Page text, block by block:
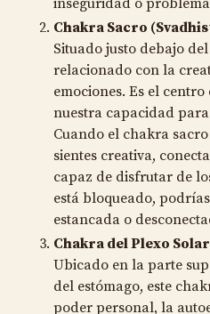
Chakra Sacro
Situado justo debajo
relacionado con la
emociones. Es el
nuestra capacidad
Cuando el chakra
sientes creativa,
capaz de disfrutar de
está bloqueado,
estancada o
Chakra del Plexo
Ubicado en la parte
del estómago, este
poder personal, la